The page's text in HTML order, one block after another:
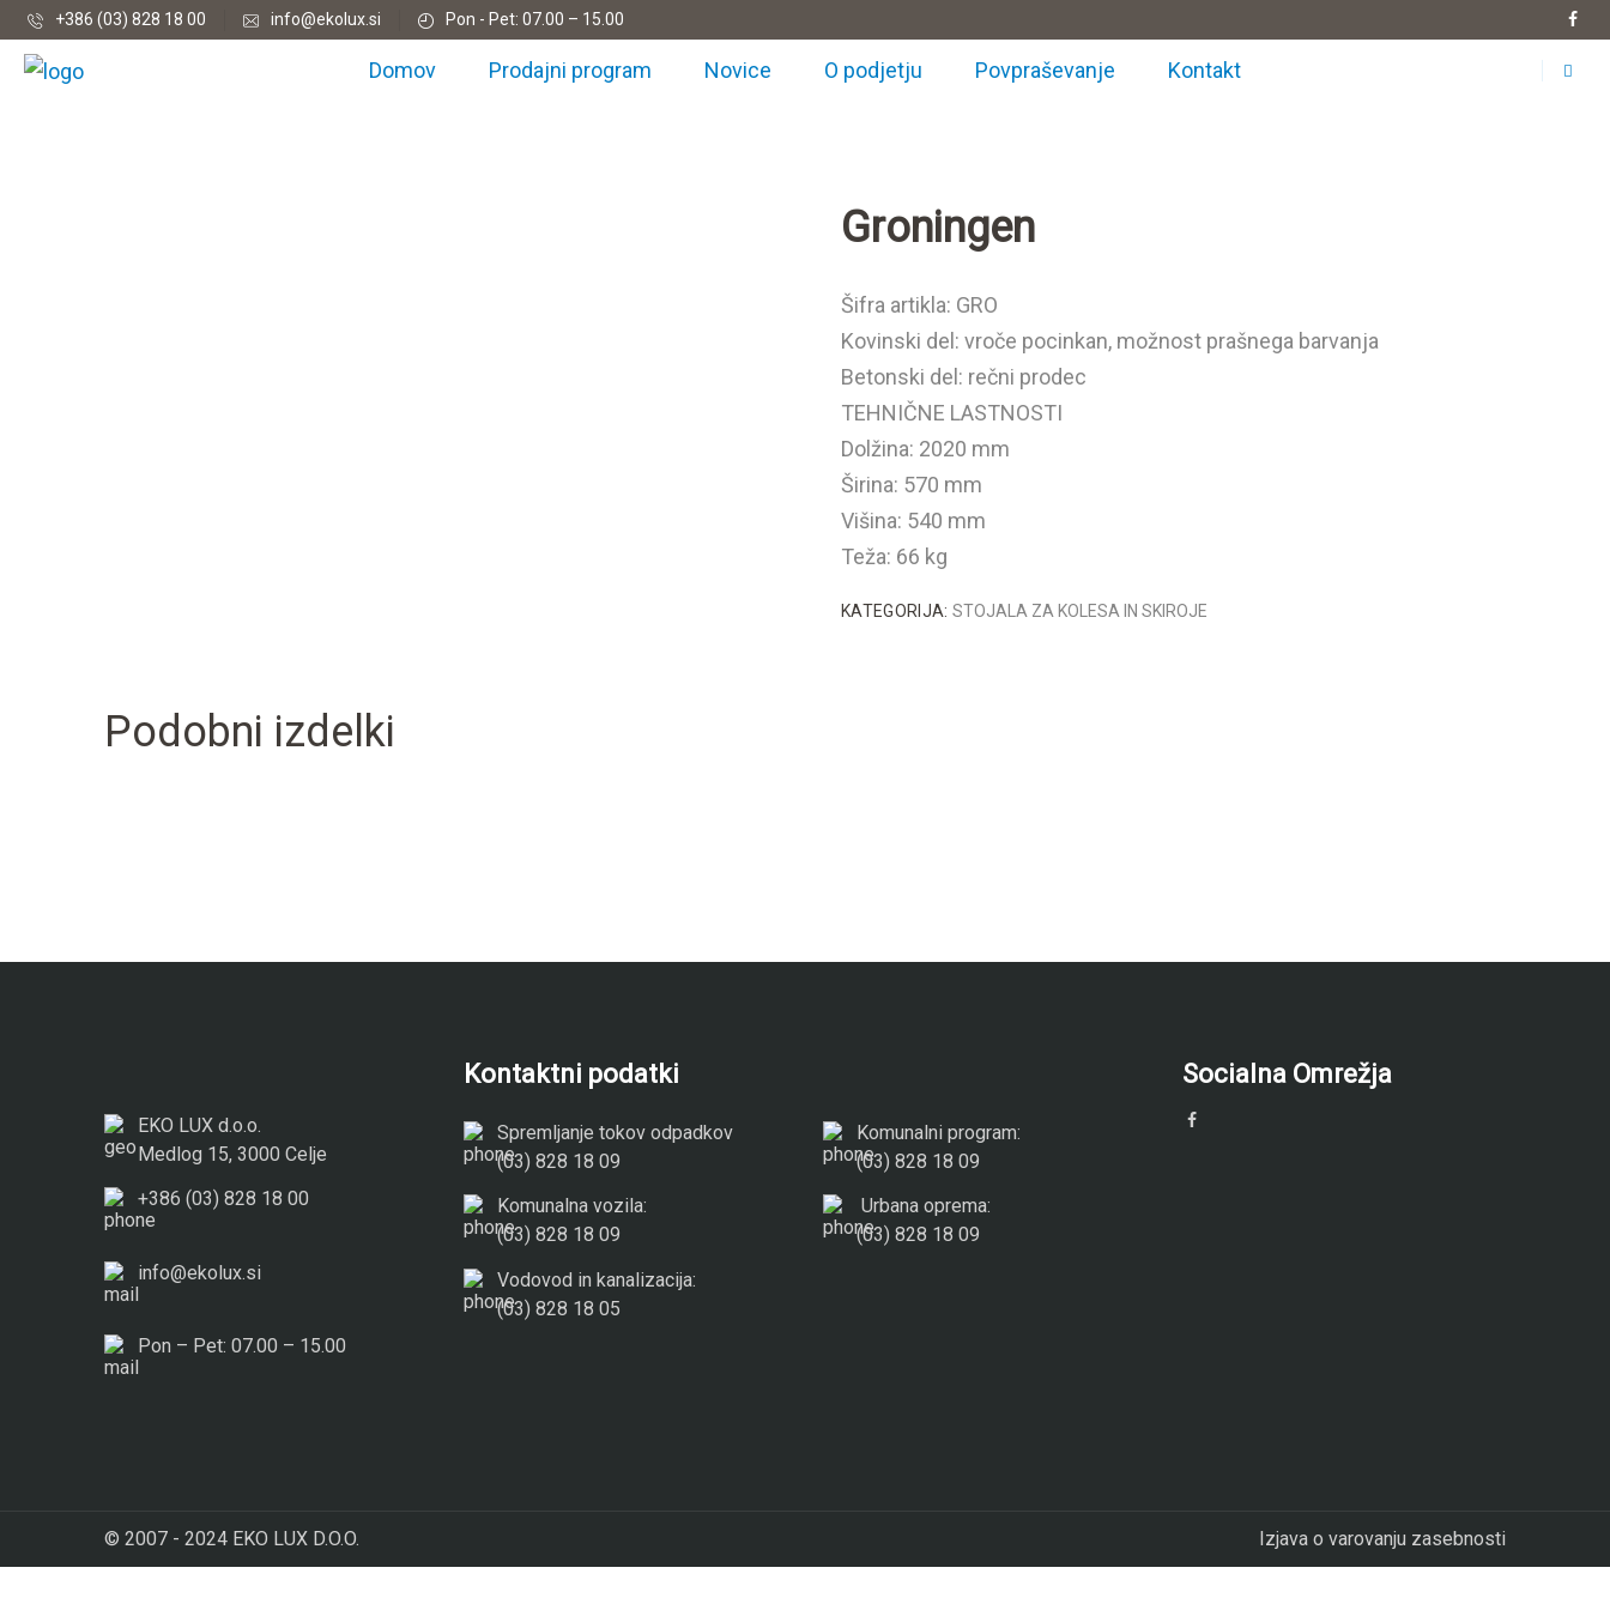
+386 (03) 828 18 00 info@ekolux.si Pon - Pet: 07.00 – 15.00
Domov Prodajni program Novice O podjetju Povpraševanje Kontakt
Groningen
Šifra artikla: GRO
Kovinski del: vroče pocinkan, možnost prašnega barvanja
Betonski del: rečni prodec
TEHNIČNE LASTNOSTI
Dolžina: 2020 mm
Širina: 570 mm
Višina: 540 mm
Teža: 66 kg
KATEGORIJA:STOJALA ZA KOLESA IN SKIROJE
Podobni izdelki
EKO LUX d.o.o.
Medlog 15, 3000 Celje
+386 (03) 828 18 00
info@ekolux.si
Pon – Pet: 07.00 – 15.00
Kontaktni podatki
Spremljanje tokov odpadkov
(03) 828 18 09
Komunalna vozila:
(03) 828 18 09
Vodovod in kanalizacija:
(03) 828 18 05
Komunalni program:
(03) 828 18 09
Urbana oprema:
(03) 828 18 09
Socialna Omrežja
© 2007 - 2024 EKO LUX D.O.O. Izjava o varovanju zasebnosti